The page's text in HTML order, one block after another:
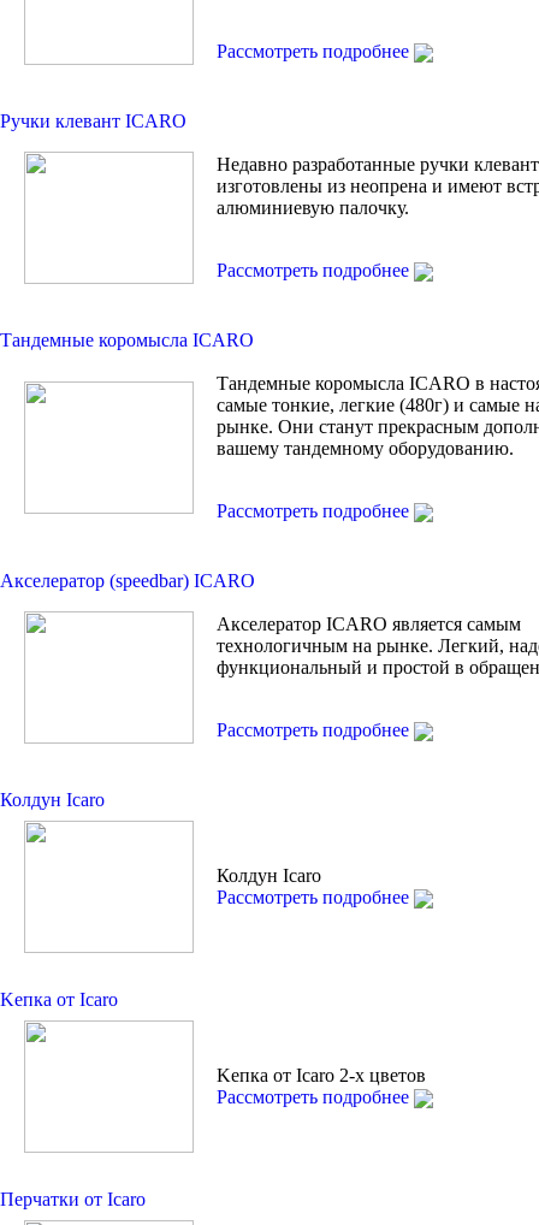
Рассмотреть подробнее
Ручки клевант ICARO
Недавно разработанные ручки
изготовлены из неопрена и имеют
алюминиевую палочку.
Рассмотреть подробнее
Тандемные коромысла ICARO
Тандемные коромысла ICARO в
самые тонкие, легкие (480г) и самые
рынке. Они станут прекрасным
вашему тандемному оборудованию.
Рассмотреть подробнее
Акселератор (speedbar) ICARO
Акселератор ICARO является самым
технологичным на рынке. Легкий,
функциональный и простой в
Рассмотреть подробнее
Колдун Icaro
Колдун Icaro
Рассмотреть подробнее
Kепкa от Icaro
Kепкa от Icaro 2-х цветов
Рассмотреть подробнее
Перчатки от Icaro